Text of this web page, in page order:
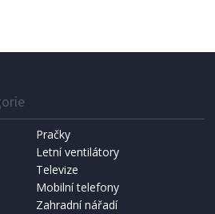
ve stojanu s prkénkem 7
Pračky
Letní ventilátory
Televize
Mobilní telefony
Zahradní nářadí